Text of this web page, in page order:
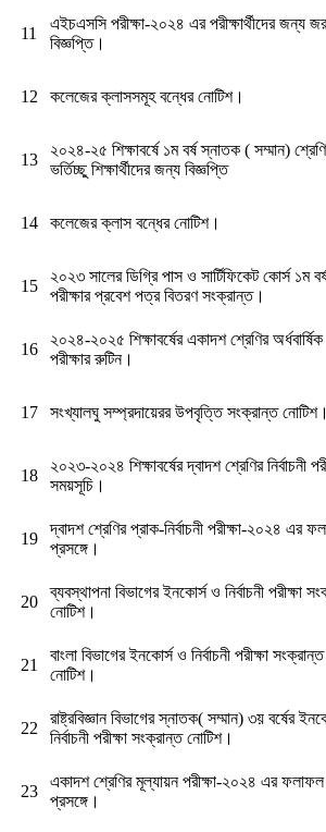
11
এইচএসসি পরীক্ষা-২০২৪ এর পরীক্ষার্থীদের জন্য
বিজ্ঞপ্তি।
12 কলেজের ক্লাসসমূহ বন্ধের নোটিশ।
13
২০২৪-২৫ শিক্ষাবর্ষে ১ম বর্ষ স্নাতক ( সম্মান)
ভর্তিচ্ছু শিক্ষার্থীদের জন্য বিজ্ঞপ্তি
14 কলেজের ক্লাস বন্ধের নোটিশ।
15
২০২৩ সালের ডিগ্রি পাস ও সার্টিফিকেট কোর্স ১ম
পরীক্ষার প্রবেশ পত্র বিতরণ সংক্রান্ত।
16
২০২৪-২০২৫ শিক্ষাবর্ষের একাদশ শ্রেণির অর্ধবার্ষিক
পরীক্ষার রুটিন।
17 সংখ্যালঘু সম্প্রদায়েরর উপবৃত্তি সংক্রান্ত নোটিশ।
18
২০২৩-২০২৪ শিক্ষাবর্ষের দ্বাদশ শ্রেণির নির্বাচনী
সময়সূচি।
19
দ্বাদশ শ্রেণির প্রাক-নির্বাচনী পরীক্ষা-২০২৪ এর
প্রসঙ্গে।
20
ব্যবস্থাপনা বিভাগের ইনকোর্স ও নির্বাচনী পরীক্ষা
নোটিশ।
21
বাংলা বিভাগের ইনকোর্স ও নির্বাচনী পরীক্ষা সংক্রান্ত
নোটিশ।
22
রাষ্ট্রবিজ্ঞান বিভাগের স্নাতক( সম্মান) ৩য় বর্ষের
নির্বাচনী পরীক্ষা সংক্রান্ত নোটিশ।
23
একাদশ শ্রেণির মূল্যায়ন পরীক্ষা-২০২৪ এর ফলাফল
প্রসঙ্গে।